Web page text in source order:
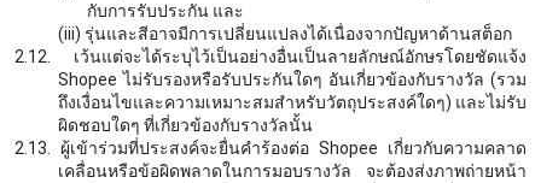
กับการรับประกัน และ
(iii) รุ่นและสีอาจมีการเปลี่ยนแปลงได้เนื่องจากปัญหาด้านสต็อก
2.12.
เว้นแต่จะได้ระบุไว้เป็นอย่างอื่นเป็นลายลักษณ์อักษรโดยชัดแจ้ง
Shopee ไม่รับรองหรือรับประกันใดๆ อันเกี่ยวข้องกับรางวัล (รวม
ถึงเงื่อนไขและความเหมาะสมสำหรับวัตถุประสงค์ใดๆ) และไม่รับ
ผิดชอบใดๆ ที่เกี่ยวข้องกับรางวัลนั้น
2.13.
ผู้เข้าร่วมที่ประสงค์จะยื่นคำร้องต่อ Shopee เกี่ยวกับความคลาด
เคลื่อนหรือข้อผิดพลาดในการมอบรางวัล จะต้องส่งภาพถ่ายหน้า